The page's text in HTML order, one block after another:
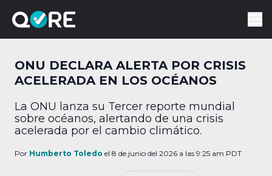
ONU DECLARA ALERTA POR CRISIS
ACELERADA EN LOS OCÉANOS
La ONU lanza su Tercer reporte mundial
sobre océanos, alertando de una crisis
acelerada por el cambio climático.
Por Humberto Toledo el 8 de junio del 2026 a las 9:25 am PDT